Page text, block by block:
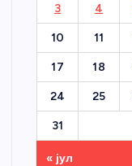
3 4
10 11
17 18
24 25
31
« јул